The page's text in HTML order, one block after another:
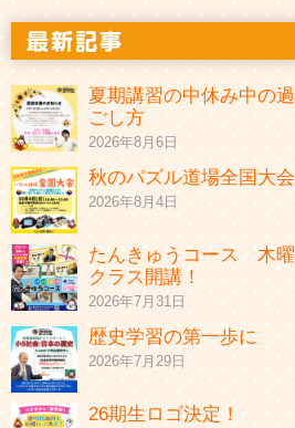
夏期講習の中休み中の過
ごし方
2026年8月6日
秋のパズル道場全国大会
2026年8月4日
たんきゅうコース 木曜
クラス開講！
2026年7月31日
歴史学習の第一歩に
2026年7月29日
26期生ロゴ決定！